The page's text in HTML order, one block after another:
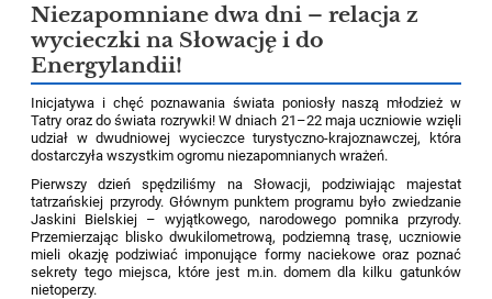
Niezapomniane dwa dni – relacja z
wycieczki na Słowację i do
Energylandii!
Inicjatywa i chęć poznawania świata poniosły naszą młodzież w
Tatry oraz do świata rozrywki! W dniach 21–22 maja uczniowie wzięli
udział w dwudniowej wycieczce turystyczno-krajoznawczej, która
dostarczyła wszystkim ogromu niezapomnianych wrażeń.
Pierwszy dzień spędziliśmy na Słowacji, podziwiając majestat
tatrzańskiej przyrody. Głównym punktem programu było zwiedzanie
Jaskini Bielskiej – wyjątkowego, narodowego pomnika przyrody.
Przemierzając blisko dwukilometrową, podziemną trasę, uczniowie
mieli okazję podziwiać imponujące formy naciekowe oraz poznać
sekrety tego miejsca, które jest m.in. domem dla kilku gatunków
nietoperzy.